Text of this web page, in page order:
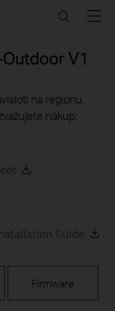
SearchMenu
V1
na regionu.
nákup.
Guide
Firmware